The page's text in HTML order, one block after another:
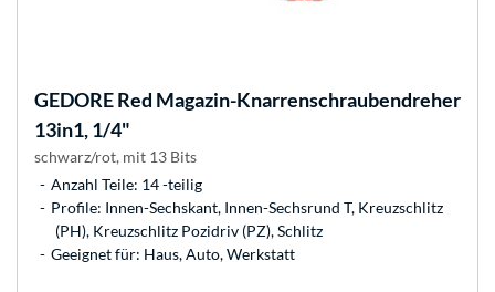
GEDORERed Magazin-Knarrenschraubendreher
13in1, 1/4"
schwarz/rot, mit 13 Bits
Anzahl Teile: 14 -teilig
Profile: Innen-Sechskant, Innen-Sechsrund T, Kreuzschlitz
(PH), Kreuzschlitz Pozidriv (PZ), Schlitz
Geeignet für: Haus, Auto, Werkstatt